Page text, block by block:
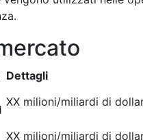
Dettagli
XX milioni/miliardi di
XX milioni/miliardi di